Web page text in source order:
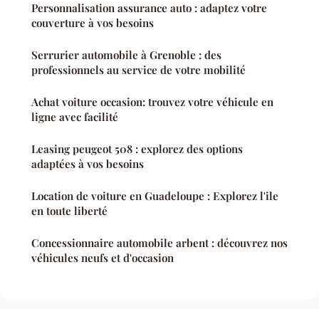
Personnalisation assurance auto : adaptez votre
couverture à vos besoins
Serrurier automobile à Grenoble : des
professionnels au service de votre mobilité
Achat voiture occasion: trouvez votre véhicule en
ligne avec facilité
Leasing peugeot 508 : explorez des options
adaptées à vos besoins
Location de voiture en Guadeloupe : Explorez l'ile
en toute liberté
Concessionnaire automobile arbent : découvrez nos
véhicules neufs et d'occasion